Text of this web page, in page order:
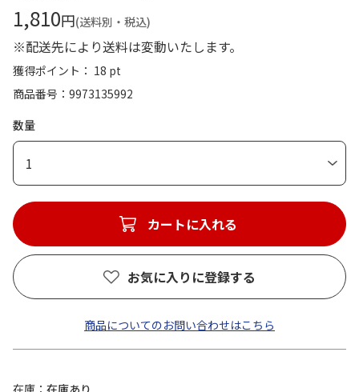
1,810円(送料別・税込)
※配送先により送料は変動いたします。
獲得ポイント： 18 pt
商品番号
9973135992
数量
1
カートに入れる
お気に入りに登録する
商品についてのお問い合わせはこちら
在庫 在庫あり